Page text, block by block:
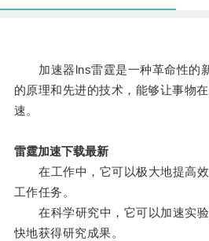
加速器lns雷霆是一种革命性的
的原理和先进的技术，能够让事物
速。
雷霆加速下载最新
在工作中，它可以极大地提高效
工作任务。
在科学研究中，它可以加速实验
快地获得研究成果。